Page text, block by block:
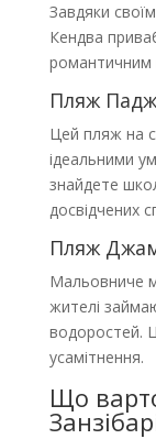
Завдяки
Кендва
романтичним
Пляж
Цей пляж на
ідеальними
знайдете
досвідчених
Пляж
Мальовниче
жителі
водоростей.
усамітнення.
Що